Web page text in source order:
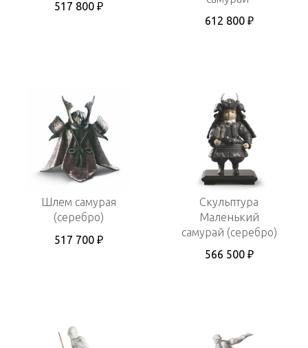
517 800 ₽
612 800 ₽
Шлем самурая
(серебро)
517 700 ₽
Скульптура
Маленький
самурай (серебро)
566 500 ₽